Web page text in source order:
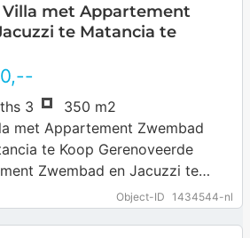
Villa met Appartement
te Matancia te
,--
Object-ID 1434544-nl
3
350 m2
met Appartement Zwembad
te Koop Gerenoveerde
Zwembad en Jacuzzi te
Matancia is een super centraal